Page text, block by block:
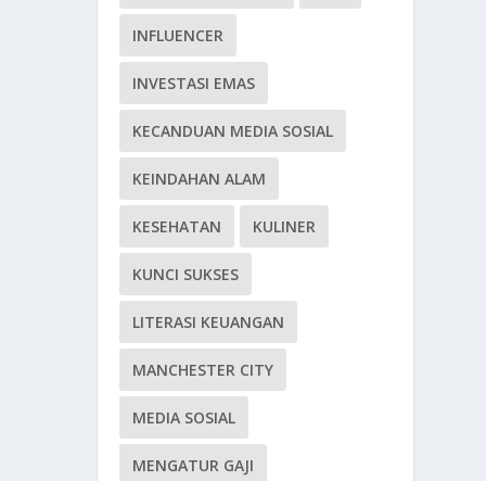
INFLUENCER
INVESTASI EMAS
KECANDUAN MEDIA SOSIAL
KEINDAHAN ALAM
KESEHATAN KULINER
KUNCI SUKSES
LITERASI KEUANGAN
MANCHESTER CITY
MEDIA SOSIAL
MENGATUR GAJI